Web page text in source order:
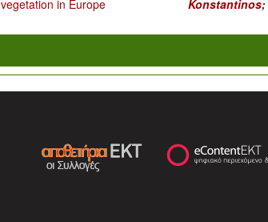
vegetation in Europe
Konstantinos;